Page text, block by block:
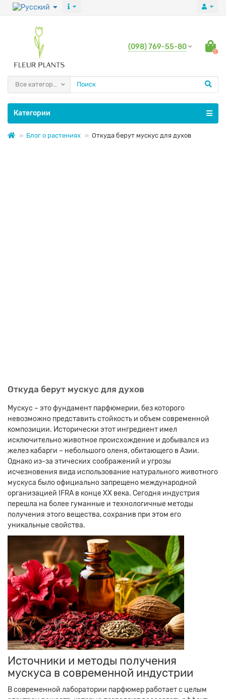
(098) 769-55-80
0
Все категории
Категории
Блог о растениях Откуда берут мускус для духов
Откуда берут мускус для духов
Мускус – это фундамент парфюмерии, без которого
невозможно представить стойкость и объем современной
композиции. Исторически этот ингредиент имел
исключительно животное происхождение и добывался из
желез кабарги – небольшого оленя, обитающего в Азии.
Однако из-за этических соображений и угрозы
исчезновения вида использование натурального животного
мускуса было официально запрещено международной
организацией IFRA в конце XX века. Сегодня индустрия
перешла на более гуманные и технологичные методы
получения этого вещества, сохранив при этом его
уникальные свойства.
Источники и методы получения
мускуса в современной индустрии
В современной лаборатории парфюмер работает с целым